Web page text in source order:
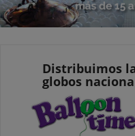
Distribuimos
globos